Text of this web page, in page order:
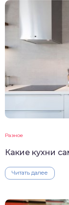
Разное
Какие кухни
Читать далее